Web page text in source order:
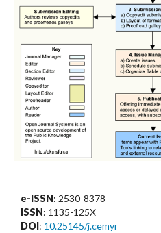
e-ISSN: 2530-8378
ISSN: 1135-125X
DOI: 10.25145/j.cemyr